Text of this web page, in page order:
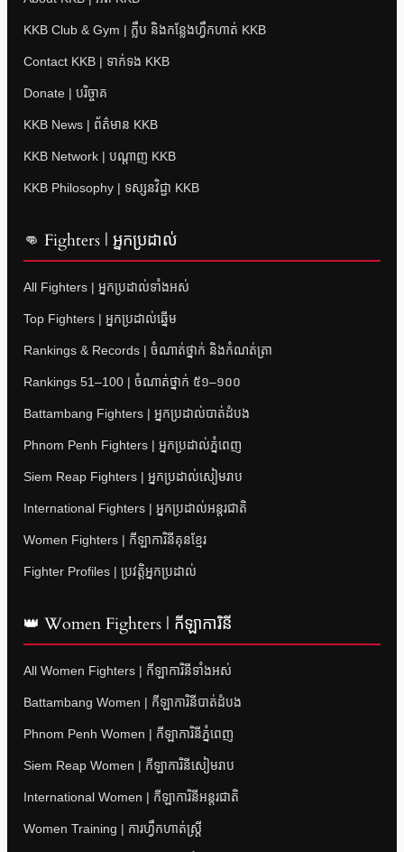
KKB Club & Gym | ក្លឹប និងកន្លែងហ្វឹកហាត់ KKB
Contact KKB | ទាក់ទង KKB
Donate | បរិច្ចាគ
KKB News | ព័ត៌មាន KKB
KKB Network | បណ្តាញ KKB
KKB Philosophy | ទស្សនវិជ្ជា KKB
👊 Fighters | អ្នកប្រដាល់
All Fighters | អ្នកប្រដាល់ទាំងអស់
Top Fighters | អ្នកប្រដាល់ឆ្នើម
Rankings & Records | ចំណាត់ថ្នាក់ និងកំណត់ត្រា
Rankings 51–100 | ចំណាត់ថ្នាក់ ៥១–១០០
Battambang Fighters | អ្នកប្រដាល់បាត់ដំបង
Phnom Penh Fighters | អ្នកប្រដាល់ភ្នំពេញ
Siem Reap Fighters | អ្នកប្រដាល់សៀមរាប
International Fighters | អ្នកប្រដាល់អន្តរជាតិ
Women Fighters | កីឡាការិនីគុនខ្មែរ
Fighter Profiles | ប្រវត្តិអ្នកប្រដាល់
👑 Women Fighters | កីឡាការិនី
All Women Fighters | កីឡាការិនីទាំងអស់
Battambang Women | កីឡាការិនីបាត់ដំបង
Phnom Penh Women | កីឡាការិនីភ្នំពេញ
Siem Reap Women | កីឡាការិនីសៀមរាប
International Women | កីឡាការិនីអន្តរជាតិ
Women Training | ការហ្វឹកហាត់ស្ត្រី